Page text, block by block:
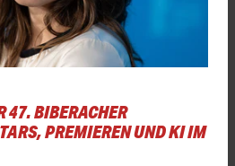
47. BIBERACHER
PREMIEREN UND KI IM